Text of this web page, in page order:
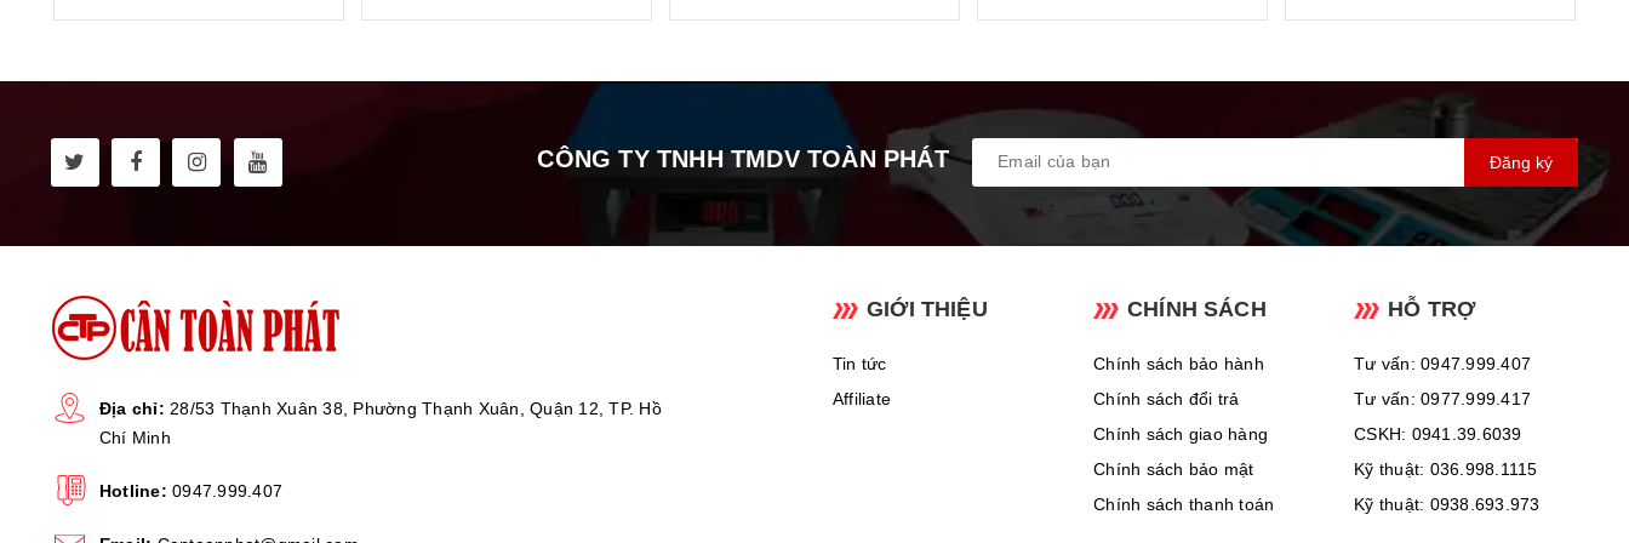
CÔNG TY TNHH TMDV TOÀN PHÁT Đăng ký
Địa chỉ: 28/53 Thạnh Xuân 38, Phường Thạnh Xuân, Quận 12, TP. Hồ
Chí Minh
Hotline: 0947.999.407
GIỚI THIỆU
Tin tức
Affiliate
CHÍNH SÁCH
Chính sách bảo hành
Chính sách đổi trả
Chính sách giao hàng
Chính sách bảo mật
Chính sách thanh toán
HỖ TRỢ
Tư vấn: 0947.999.407
Tư vấn: 0977.999.417
CSKH: 0941.39.6039
Kỹ thuật: 036.998.1115
Kỹ thuật: 0938.693.973